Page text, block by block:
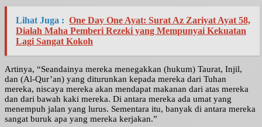
Lihat Juga : One Day One Ayat: Surat Az Zariyat Ayat 58,
Dialah Maha Pemberi Rezeki yang Mempunyai Kekuatan
Lagi Sangat Kokoh
Artinya, “Seandainya mereka menegakkan (hukum) Taurat, Injil,
dan (Al-Qur’an) yang diturunkan kepada mereka dari Tuhan
mereka, niscaya mereka akan mendapat makanan dari atas mereka
dan dari bawah kaki mereka. Di antara mereka ada umat yang
menempuh jalan yang lurus. Sementara itu, banyak di antara mereka
sangat buruk apa yang mereka kerjakan.”